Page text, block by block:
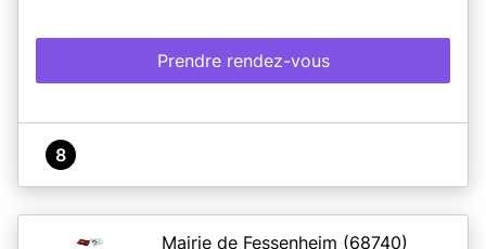
Prendre rendez-vous
8
Mairie de Fessenheim (68740)